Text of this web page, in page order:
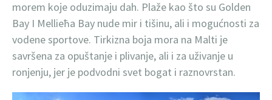
morem koje oduzimaju dah. Plaže kao što su Golden
Bay I Mellieħa Bay nude mir i tišinu, ali i mogućnosti za
vodene sportove. Tirkizna boja mora na Malti je
savršena za opuštanje i plivanje, ali i za uživanje u
ronjenju, jer je podvodni svet bogat i raznovrstan.